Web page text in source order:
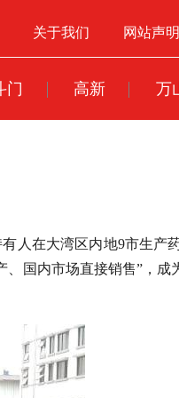
关于我们 网站声明
门 高新 万
人在大湾区内地9市生产
国内市场直接销售”，成